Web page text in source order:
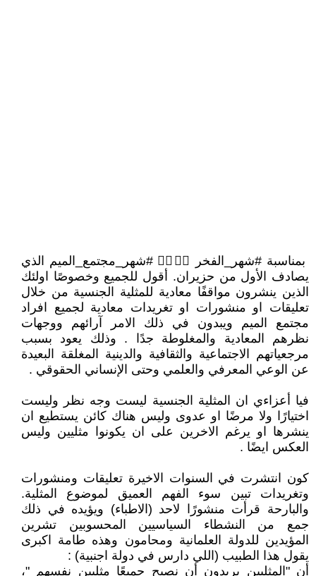
بمناسبة #شهر_الفخر 🏳‍🌈🏳‍⚧ #شهر_مجتمع_الميم الذي
يصادف الأول من حزيران. أقول للجميع وخصوصًا اولئك
الذين ينشرون مواقفًا معادية للمثلية الجنسية من خلال
تعليقات او منشورات او تغريدات معادية لجميع افراد
مجتمع الميم ويبدون في ذلك الامر آرائهم ووجهات
نظرهم المعادية والمغلوطة جدًا . وذلك يعود بسبب
مرجعياتهم الاجتماعية والثقافية والدينية المغلقة البعيدة
عن الوعي المعرفي والعلمي وحتى الإنساني الحقوقي .
فيا أعزاءي ان المثلية الجنسية ليست وجه نظر وليست
اختيارًا ولا مرضًا او عدوى وليس هناك كائن يستطيع ان
ينشرها او يرغم الاخرين على ان يكونوا مثليين وليس
العكس ايضًا .
كون انتشرت في السنوات الاخيرة تعليقات ومنشورات
وتغريدات تبين سوء الفهم العميق لموضوع المثلية.
والبارحة قرأت منشورًا لاحد (الاطباء) ويؤيده في ذلك
جمع من النشطاء السياسيين المحسوبين تشرين
المؤيدين للدولة العلمانية ومحامون وهذه طامة اكبرى
يقول هذا الطبيب (اللي دارس في دولة اجنبية) :
أن "المثليين يريدون أن نصبح جميعًا مثليين نفسهم "،